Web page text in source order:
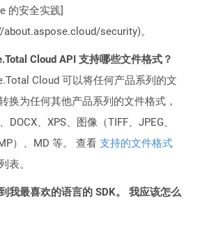
的安全实践]
security)。
Cloud API 支持哪些文件格式？
Cloud 可以将任何产品系列的文
换为任何其他产品系列的文件格式，
DOCX、XPS、图像（TIFF、JPEG、
）、MD 等。 查看 支持的文件格式
表。
我最喜欢的语言的 SDK。 我应该怎么